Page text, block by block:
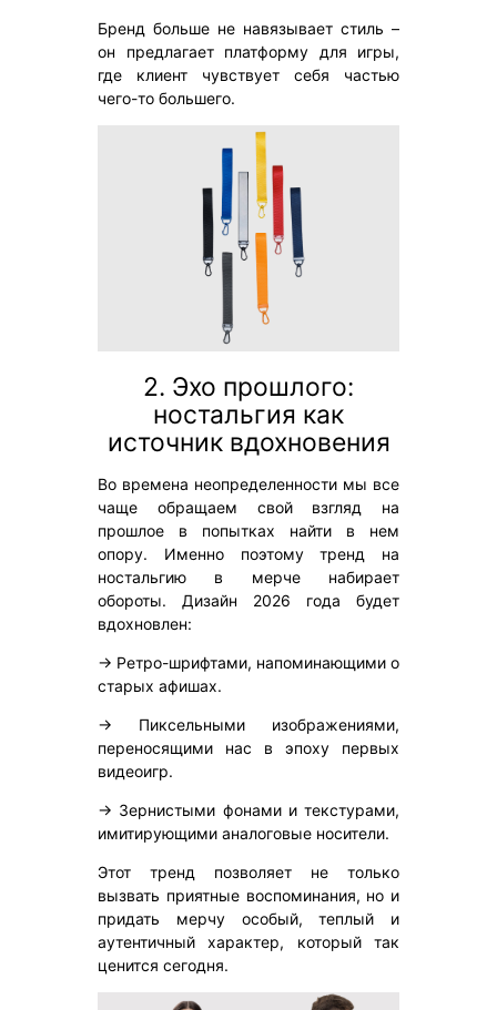
Бренд больше не навязывает стиль –
он предлагает платформу для игры,
где клиент чувствует себя частью
чего-то большего.
2. Эхо прошлого:
ностальгия как
источник вдохновения
Во времена неопределенности мы все
чаще обращаем свой взгляд на
прошлое в попытках найти в нем
опору. Именно поэтому тренд на
ностальгию в мерче набирает
обороты. Дизайн 2026 года будет
вдохновлен:
→ Ретро-шрифтами, напоминающими о
старых афишах.
→ Пиксельными изображениями,
переносящими нас в эпоху первых
видеоигр.
→ Зернистыми фонами и текстурами,
имитирующими аналоговые носители.
Этот тренд позволяет не только
вызвать приятные воспоминания, но и
придать мерчу особый, теплый и
аутентичный характер, который так
ценится сегодня.